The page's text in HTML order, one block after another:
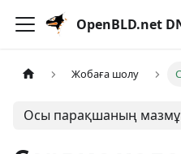
OpenBLD.net
Жобаға шолу
Осы парақшаның